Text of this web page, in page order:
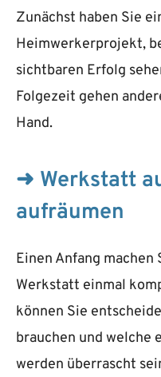
Zunächst haben Sie
Heimwerkerprojekt,
sichtbaren Erfolg
Folgezeit gehen
Hand.
➜ Werkstatt
aufräumen
Einen Anfang machen
Werkstatt einmal
können Sie
brauchen und welche
werden überrascht